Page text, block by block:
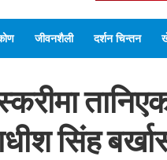
जीवनशैली दर्शन चिन्तन
सिंह